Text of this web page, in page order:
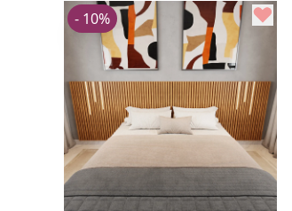
- 10%